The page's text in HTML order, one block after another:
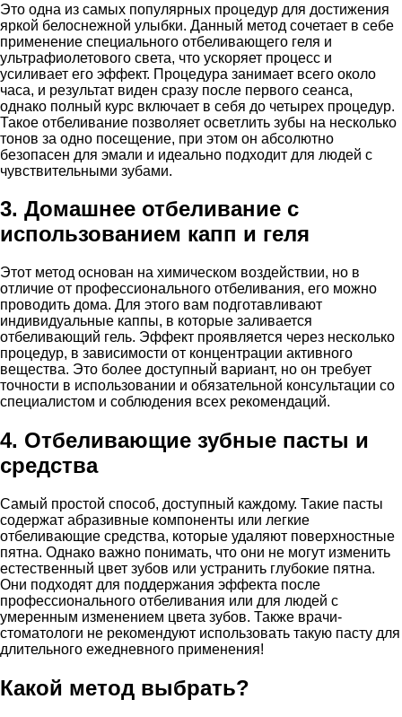
Это одна из самых популярных процедур для достижения
яркой белоснежной улыбки. Данный метод сочетает в себе
применение специального отбеливающего геля и
ультрафиолетового света, что ускоряет процесс и
усиливает его эффект. Процедура занимает всего около
часа, и результат виден сразу после первого сеанса,
однако полный курс включает в себя до четырех процедур.
Такое отбеливание позволяет осветлить зубы на несколько
тонов за одно посещение, при этом он абсолютно
безопасен для эмали и идеально подходит для людей с
чувствительными зубами.
3. Домашнее отбеливание с
использованием капп и геля
Этот метод основан на химическом воздействии, но в
отличие от профессионального отбеливания, его можно
проводить дома. Для этого вам подготавливают
индивидуальные каппы, в которые заливается
отбеливающий гель. Эффект проявляется через несколько
процедур, в зависимости от концентрации активного
вещества. Это более доступный вариант, но он требует
точности в использовании и обязательной консультации со
специалистом и соблюдения всех рекомендаций.
4. Отбеливающие зубные пасты и
средства
Самый простой способ, доступный каждому. Такие пасты
содержат абразивные компоненты или легкие
отбеливающие средства, которые удаляют поверхностные
пятна. Однако важно понимать, что они не могут изменить
естественный цвет зубов или устранить глубокие пятна.
Они подходят для поддержания эффекта после
профессионального отбеливания или для людей с
умеренным изменением цвета зубов. Также врачи-
стоматологи не рекомендуют использовать такую пасту для
длительного ежедневного применения!
Какой метод выбрать?